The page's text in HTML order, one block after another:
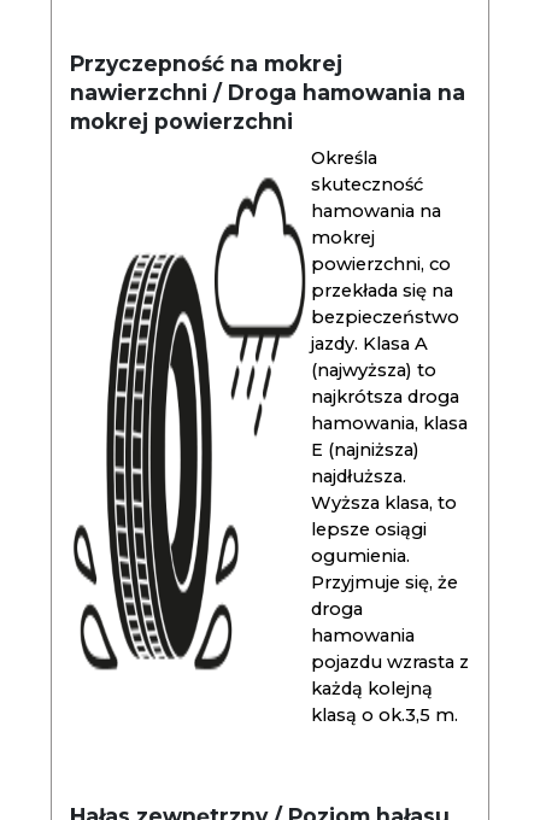
Przyczepność na mokrej
nawierzchni / Droga hamowania na
mokrej powierzchni
Określa
skuteczność
hamowania na
mokrej
powierzchni, co
przekłada się na
bezpieczeństwo
jazdy. Klasa A
(najwyższa) to
najkrótsza droga
hamowania, klasa
E (najniższa)
najdłuższa.
Wyższa klasa, to
lepsze osiągi
ogumienia.
Przyjmuje się, że
droga
hamowania
pojazdu wzrasta z
każdą kolejną
klasą o ok.3,5 m.